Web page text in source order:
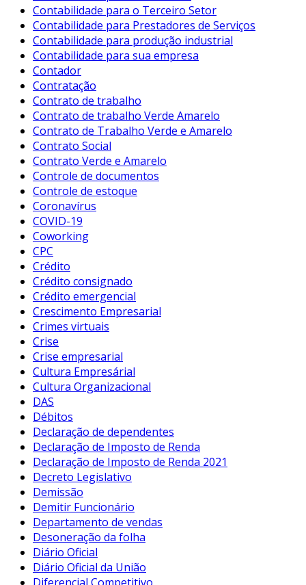
Contabilidade para o Terceiro Setor
Contabilidade para Prestadores de Serviços
Contabilidade para produção industrial
Contabilidade para sua empresa
Contador
Contratação
Contrato de trabalho
Contrato de trabalho Verde Amarelo
Contrato de Trabalho Verde e Amarelo
Contrato Social
Contrato Verde e Amarelo
Controle de documentos
Controle de estoque
Coronavírus
COVID-19
Coworking
CPC
Crédito
Crédito consignado
Crédito emergencial
Crescimento Empresarial
Crimes virtuais
Crise
Crise empresarial
Cultura Empresárial
Cultura Organizacional
DAS
Débitos
Declaração de dependentes
Declaração de Imposto de Renda
Declaração de Imposto de Renda 2021
Decreto Legislativo
Demissão
Demitir Funcionário
Departamento de vendas
Desoneração da folha
Diário Oficial
Diário Oficial da União